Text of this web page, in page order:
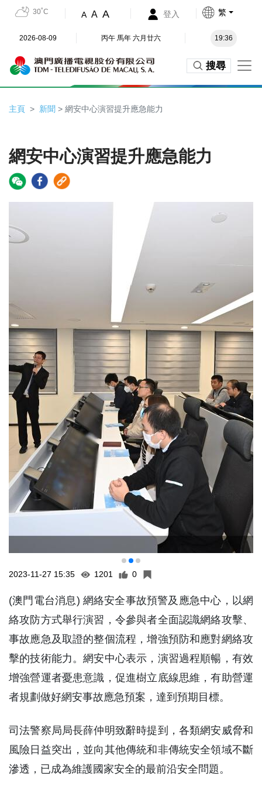
30˚C A A A 登入 繁
2026-08-09 丙午 馬年 六月廿六 19:36
搜尋
主頁 新聞 > 網安中心演習提升應急能力
網安中心演習提升應急能力
2023-11-27 15:35 1201 0
(澳門電台消息) 網絡安全事故預警及應急中心，以網
絡攻防方式舉行演習，令參與者全面認識網絡攻擊、
事故應急及取證的整個流程，增強預防和應對網絡攻
擊的技術能力。網安中心表示，演習過程順暢，有效
增強營運者憂患意識，促進樹立底線思維，有助營運
者規劃做好網安事故應急預案，達到預期目標。
司法警察局局長薛仲明致辭時提到，各類網安威脅和
風險日益突出，並向其他傳統和非傳統安全領域不斷
滲透，已成為維護國家安全的最前沿安全問題。